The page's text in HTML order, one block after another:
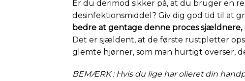
Er du derimod sikker på, at du bruger en
desinfektionsmiddel? Giv dig god tid til at
bedre at gentage denne proces
Det er sjældent, at de første rustpletter
glemte hjørner, som man hurtigt overser,
BEMÆRK : Hvis du lige har olieret din